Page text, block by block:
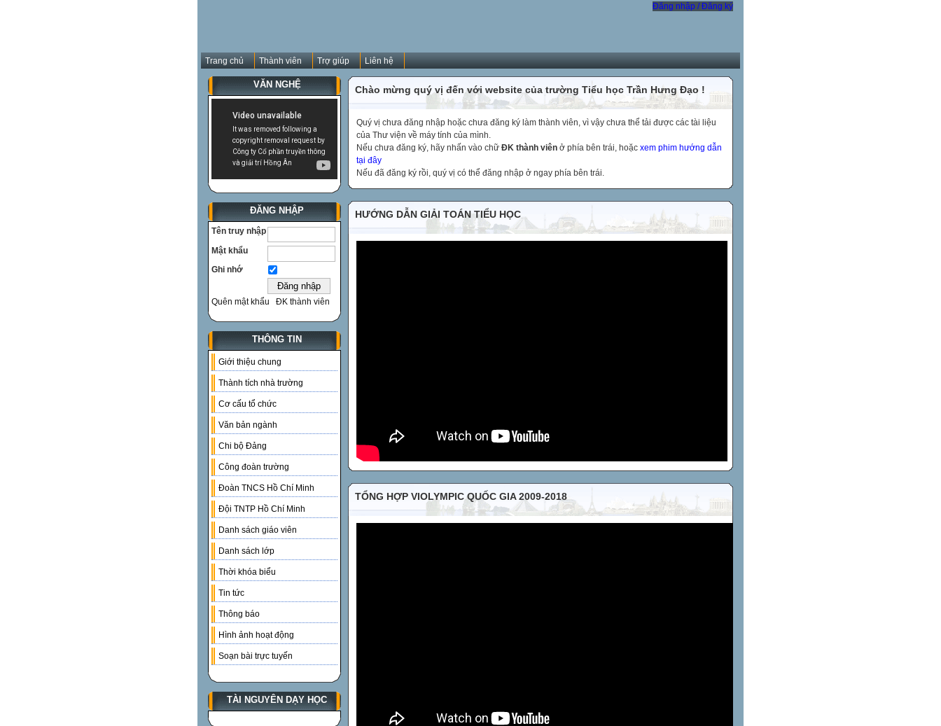
Đăng nhập / Đăng ký
Trang chủ Thành viên Trợ giúp Liên hệ
VĂN NGHỆ
ĐĂNG NHẬP
Tên truy nhập
Mật khẩu
Ghi nhớ
Quên mật khẩu ĐK thành viên
THÔNG TIN
Giới thiệu chung
Thành tích nhà trường
Cơ cấu tổ chức
Văn bản ngành
Chi bộ Đảng
Công đoàn trường
Đoàn TNCS Hồ Chí Minh
Đội TNTP Hồ Chí Minh
Danh sách giáo viên
Danh sách lớp
Thời khóa biểu
Tin tức
Thông báo
Hình ảnh hoạt động
Soạn bài trực tuyến
TÀI NGUYÊN DẠY HỌC
Chào mừng quý vị đến với website của trường Tiểu học Trần Hưng Đạo !
Quý vị chưa đăng nhập hoặc chưa đăng ký làm thành viên, vì vậy chưa thể tải được các tài liệu
của Thư viện về máy tính của mình.
Nếu chưa đăng ký, hãy nhấn vào chữ ĐK thành viên ở phía bên trái, hoặc xem phim hướng dẫn
tại đây
Nếu đã đăng ký rồi, quý vị có thể đăng nhập ở ngay phía bên trái.
HƯỚNG DẪN GIẢI TOÁN TIỂU HỌC
TỔNG HỢP VIOLYMPIC QUỐC GIA 2009-2018